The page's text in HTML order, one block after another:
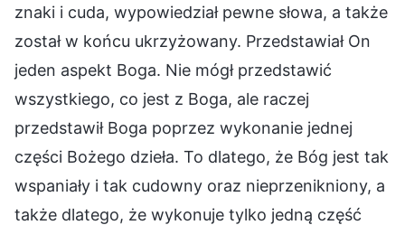
znaki i cuda, wypowiedział pewne słowa, a także
został w końcu ukrzyżowany. Przedstawiał On
jeden aspekt Boga. Nie mógł przedstawić
wszystkiego, co jest z Boga, ale raczej
przedstawił Boga poprzez wykonanie jednej
części Bożego dzieła. To dlatego, że Bóg jest tak
wspaniały i tak cudowny oraz nieprzenikniony, a
także dlatego, że wykonuje tylko jedną część